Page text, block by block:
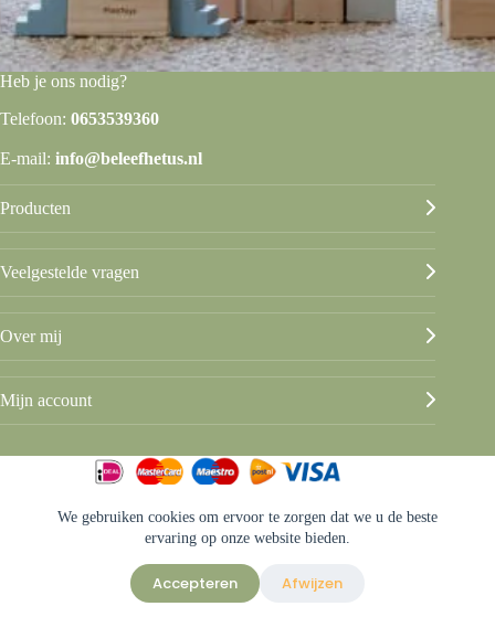
We gebruiken cookies om ervoor te zorgen dat we u de beste
ervaring op onze website bieden.
Accepteren Afwijzen
Heb je ons nodig?
Telefoon: 0653539360
E-mail: info@beleefhetus.nl
Producten
Veelgestelde vragen
Over mij
Mijn account
© Beleef het Us
Privacy & disclaimer
Sitemap